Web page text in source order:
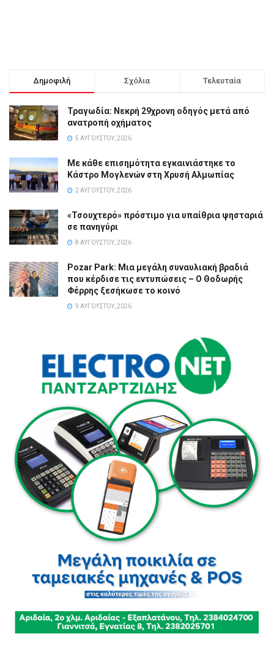
Δημοφιλή Σχόλια Τελευταία
Τραγωδία: Νεκρή 29χρονη οδηγός μετά από
ανατροπή οχήματος
5 ΑΥΓΟΎΣΤΟΥ, 2026
Με κάθε επισημότητα εγκαινιάστηκε το
Κάστρο Μογλενών στη Χρυσή Αλμωπίας
2 ΑΥΓΟΎΣΤΟΥ, 2026
«Τσουχτερό» πρόστιμο για υπαίθρια ψησταριά
σε πανηγύρι
8 ΑΥΓΟΎΣΤΟΥ, 2026
Pozar Park: Μια μεγάλη συναυλιακή βραδιά
που κέρδισε τις εντυπώσεις – Ο Θοδωρής
Φέρρης ξεσήκωσε το κοινό
9 ΑΥΓΟΎΣΤΟΥ, 2026